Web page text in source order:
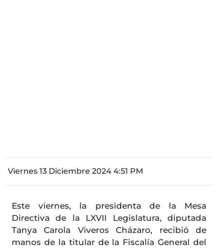
Viernes 13 Diciembre 2024 4:51 PM
Este viernes, la presidenta de la Mesa
Directiva de la LXVII Legislatura, diputada
Tanya Carola Viveros Cházaro, recibió de
manos de la titular de la Fiscalía General del